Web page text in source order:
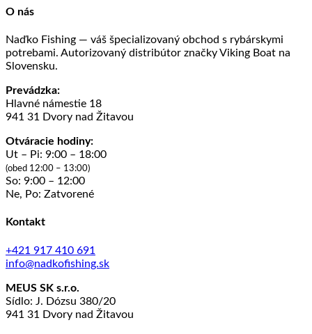
O nás
Naďko Fishing — váš špecializovaný obchod s rybárskymi
potrebami. Autorizovaný distribútor značky Viking Boat na
Slovensku.
Prevádzka:
Hlavné námestie 18
941 31 Dvory nad Žitavou
Otváracie hodiny:
Ut – Pi: 9:00 – 18:00
(obed 12:00 – 13:00)
So: 9:00 – 12:00
Ne, Po: Zatvorené
Kontakt
+421 917 410 691
info@nadkofishing.sk
MEUS SK s.r.o.
Sídlo: J. Dózsu 380/20
941 31 Dvory nad Žitavou